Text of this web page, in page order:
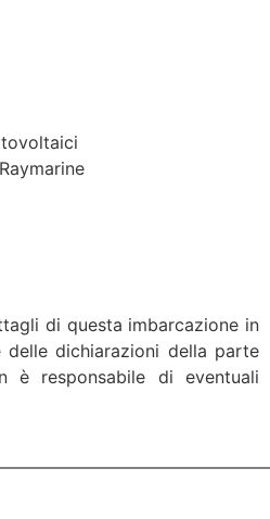
di questa imbarcazione in
dichiarazioni della parte
è responsabile di eventuali